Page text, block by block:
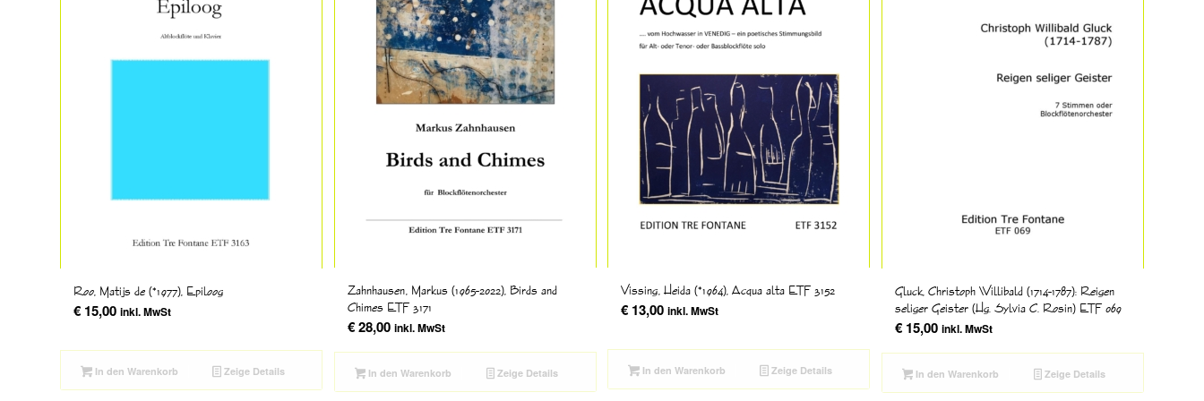
Roo, Matijs de (*1977), Epiloog
€ 15,00 inkl. MwSt
In den Warenkorb Zeige Details
Zahnhausen, Markus (1965-2022), Birds and
Chimes ETF 3171
€28,00 inkl. MwSt
In den Warenkorb Zeige Details
Vissing, Heida (*1964), Acqua alta ETF 3152
€ 13,00 inkl. MwSt
In den Warenkorb Zeige Details
Gluck, Christoph Willibald (1714-1787): Reigen
seliger Geister (Hg. Sylvia C. Rosin) ETF 069
€15,00 inkl. MwSt
In den Warenkorb Zeige Details